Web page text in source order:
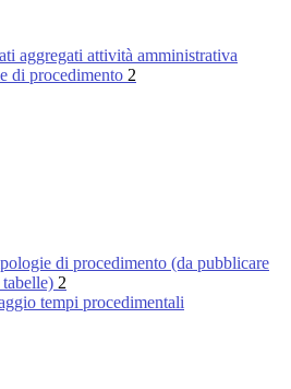
aggregati attività amministrativa
di procedimento 2
di procedimento (da pubblicare
2
tempi procedimentali